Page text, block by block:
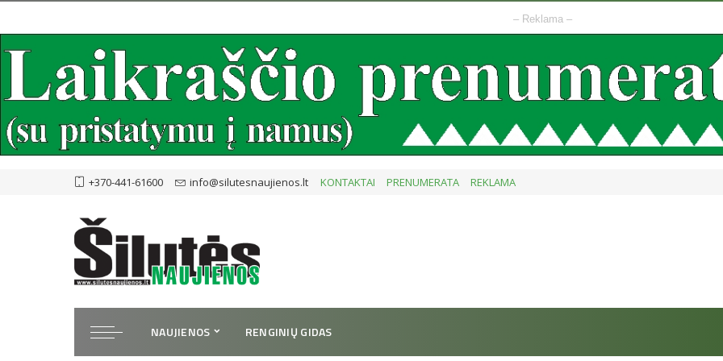
– Reklama –
+370-441-61600 info@silutesnaujienos.lt KONTAKTAI PRENUMERATA REKLAMA
NAUJIENOS RENGINIŲ GIDAS